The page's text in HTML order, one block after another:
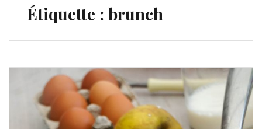
Étiquette : brunch